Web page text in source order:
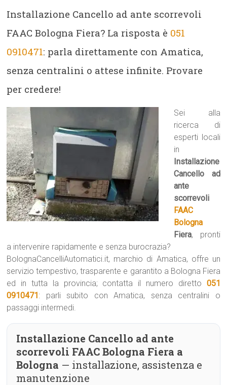
Installazione Cancello ad ante scorrevoli
FAAC Bologna Fiera? La risposta è 051
0910471: parla direttamente con Amatica,
senza centralini o attese infinite. Provare
per credere!
Sei alla
ricerca di
esperti locali
in
Installazione
Cancello ad
ante
scorrevoli
FAAC
Bologna
Fiera, pronti
a intervenire rapidamente e senza burocrazia?
BolognaCancelliAutomatici.it, marchio di Amatica, offre un
servizio tempestivo, trasparente e garantito a Bologna Fiera
ed in tutta la provincia; contatta il numero diretto 051
0910471: parli subito con Amatica, senza centralini o
passaggi intermedi.
Installazione Cancello ad ante
scorrevoli FAAC Bologna Fiera a
Bologna — installazione, assistenza e
manutenzione